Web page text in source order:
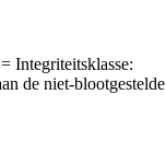
Integriteitsklasse:
de niet-